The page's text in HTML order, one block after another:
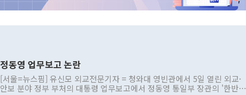
정동영 업무보고 논란
[서울=뉴스핌] 유신모 외교전문기자 = 청와대 영빈관에서 5일 열린 외교·
안보 분야 정부 부처의 대통령 업무보고에서 정동영 통일부 장관의 '한반도